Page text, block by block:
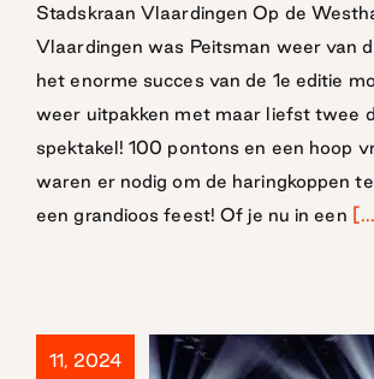
2024
Stadskraan Vlaardingen Op de
Vlaardingen was Peitsman weer van
het enorme succes van de 1e editie
weer uitpakken met maar liefst twee
spektakel! 100 pontons en een hoop
waren er nodig om de haringkoppen
een grandioos feest! Of je nu in een
11, 2024